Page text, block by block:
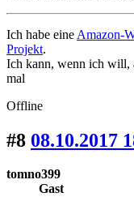
Ich habe eine Amazon-
Projekt.
Ich kann, wenn ich will,
mal
Offline
#8 08.10.2017
tomno399
Gast